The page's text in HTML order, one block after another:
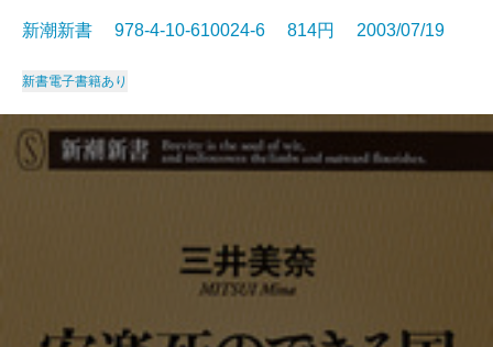
新潮新書 978-4-10-610024-6 814円 2003/07/19
新書電子書籍あり